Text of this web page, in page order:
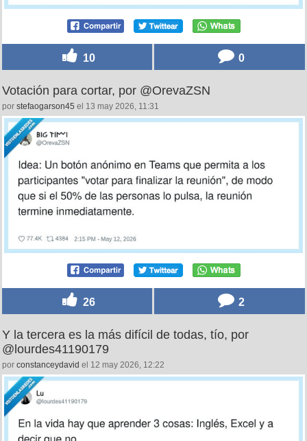
10 0
Votación para cortar, por @OrevaZSN
por stefaogarson45 el 13 may 2026, 11:31
26 2
Y la tercera es la más difícil de todas, tío, por
@lourdes41190179
por constanceydavid el 12 may 2026, 12:22